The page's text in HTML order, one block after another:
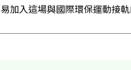
加入這場與國際環保運動接軌